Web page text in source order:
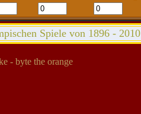
Spiele von 1896 - 2010
- byte the orange